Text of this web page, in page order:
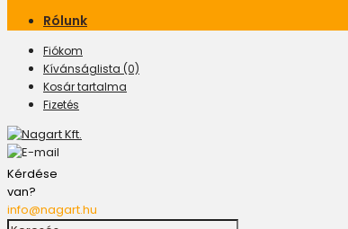
Rólunk
Fiókom
Kívánságlista (0)
Kosár tartalma
Fizetés
Kérdése
van?
info@nagart.hu